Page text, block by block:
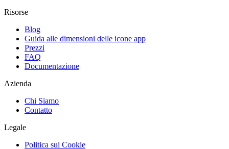
Risorse
Blog
Guida alle dimensioni delle icone app
Prezzi
FAQ
Documentazione
Azienda
Chi Siamo
Contatto
Legale
Politica sui Cookie